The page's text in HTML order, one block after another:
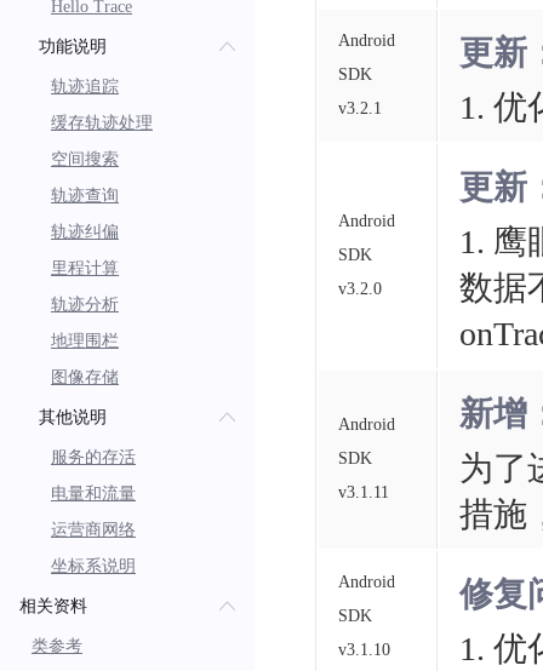
Hello Trace
功能说明
轨迹追踪
缓存轨迹处理
空间搜索
轨迹查询
轨迹纠偏
里程计算
轨迹分析
地理围栏
图像存储
其他说明
服务的存活
电量和流量
运营商网络
坐标系说明
相关资料
类参考
Android
SDK
v3.2.1
更新
1. 优
Android
SDK
v3.2.0
更新
1. 鹰
数据
Android
SDK
v3.1.11
新增
为了
措施
Android
SDK
v3.1.10
修复
1. 优